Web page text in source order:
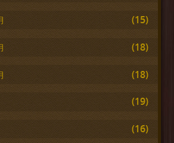
(15)
(18)
(18)
(19)
(16)